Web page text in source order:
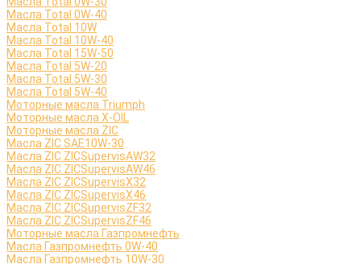
Масла Total 0W-40
Масла Total 10W
Масла Total 10W-40
Масла Total 15W-50
Масла Total 5W-20
Масла Total 5W-30
Масла Total 5W-40
Моторные масла Triumph
Моторные масла X-OIL
Моторные масла ZIC
Масла ZIC SAE10W-30
Масла ZIC ZICSupervisAW32
Масла ZIC ZICSupervisAW46
Масла ZIC ZICSupervisX32
Масла ZIC ZICSupervisX46
Масла ZIC ZICSupervisZF32
Масла ZIC ZICSupervisZF46
Моторные масла Газпромнефть
Масла Газпромнефть 0W-40
Масла Газпромнефть 10W-30